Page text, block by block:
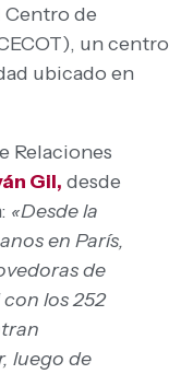
Centro de
un centro
ubicado en
Relaciones
Gil, desde
«Desde la
en París,
de
los 252
luego de